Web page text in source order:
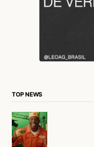
TOP NEWS